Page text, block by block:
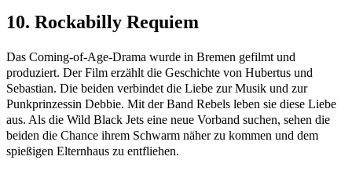
10. Rockabilly Requiem
Das Coming-of-Age-Drama wurde in Bremen gefilmt und
produziert. Der Film erzählt die Geschichte von Hubertus und
Sebastian. Die beiden verbindet die Liebe zur Musik und zur
Punkprinzessin Debbie. Mit der Band Rebels leben sie diese Liebe
aus. Als die Wild Black Jets eine neue Vorband suchen, sehen die
beiden die Chance ihrem Schwarm näher zu kommen und dem
spießigen Elternhaus zu entfliehen.